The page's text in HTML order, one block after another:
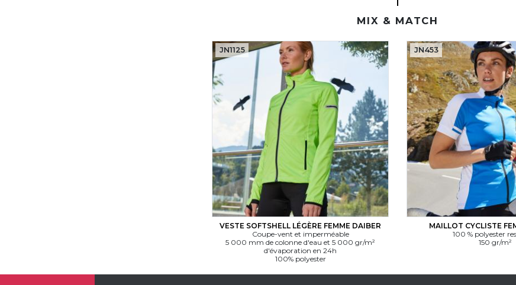
MIX & MATCH
VESTE SOFTSHELL LÉGÈRE FEMME DAIBER
Coupe-vent et imperméable
5 000 mm de colonne d'eau et 5 000 gr/m²
d'évaporation en 24h
100% polyester
JN1125
MAILLOT CYCLISTE
100 % polyester
150 gr/m²
JN453